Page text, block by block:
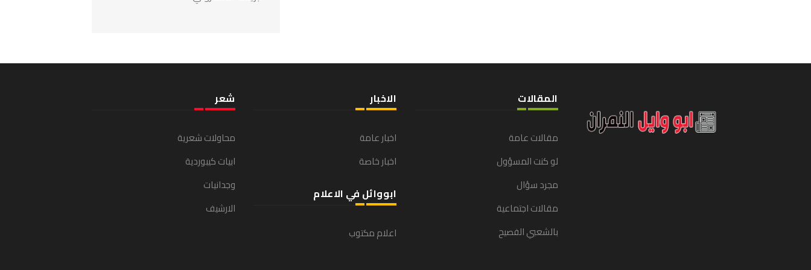
المقالات
مقالات عامة
لو كنت المسؤول
مجرد سؤال
مقالات اجتماعية
بالشعبي الفصيح
الاخبار
اخبار عامة
اخبار خاصة
ابووائل في الاعلام
اعلام مكتوب
شعر
محاولات شعرية
ابيات كيبوردية
وجدانيات
الارشيف